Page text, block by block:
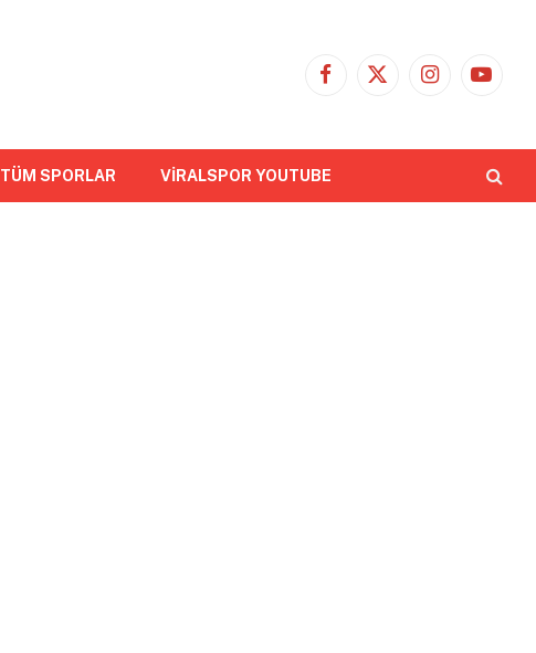
Facebook
X
Instagram
TÜM SPORLAR VİRALSPOR YOUTUBE